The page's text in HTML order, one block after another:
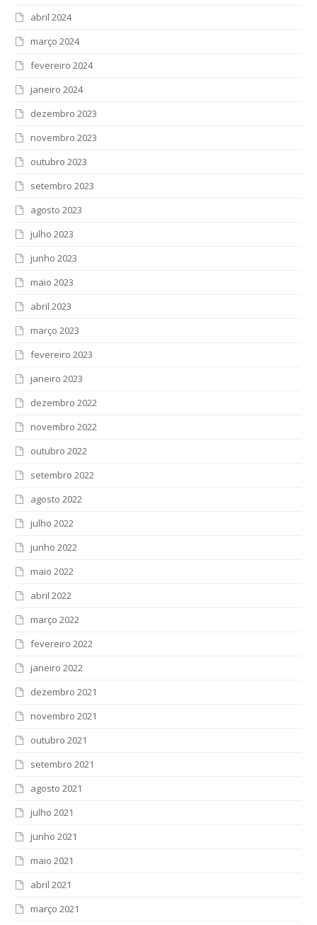
abril 2024
março 2024
fevereiro 2024
janeiro 2024
dezembro 2023
novembro 2023
outubro 2023
setembro 2023
agosto 2023
julho 2023
junho 2023
maio 2023
abril 2023
março 2023
fevereiro 2023
janeiro 2023
dezembro 2022
novembro 2022
outubro 2022
setembro 2022
agosto 2022
julho 2022
junho 2022
maio 2022
abril 2022
março 2022
fevereiro 2022
janeiro 2022
dezembro 2021
novembro 2021
outubro 2021
setembro 2021
agosto 2021
julho 2021
junho 2021
maio 2021
abril 2021
março 2021